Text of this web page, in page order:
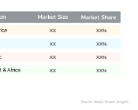
XX%
XX
XX%
XX
XX%
XX
XX%
XX